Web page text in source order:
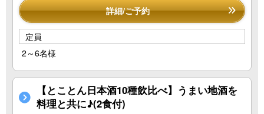
詳細/ご予約
定員
2～6名様
【とことん日本酒10種飲比べ】うまい地酒を
料理と共に♪(2食付)